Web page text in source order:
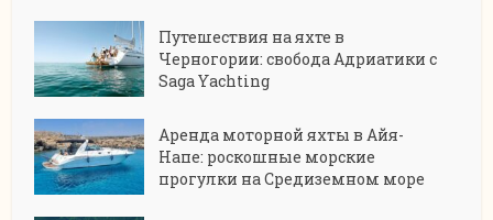
Путешествия на яхте в
Черногории: свобода Адриатики с
Saga Yachting
Аренда моторной яхты в Айя-
Напе: роскошные морские
прогулки на Средиземном море